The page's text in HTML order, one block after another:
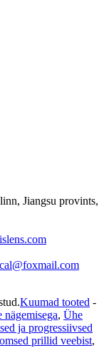
Jiangsu provints,
Kuumad tooted -
nägemisega, Ühe
ja progressiivsed
prillid veebist,